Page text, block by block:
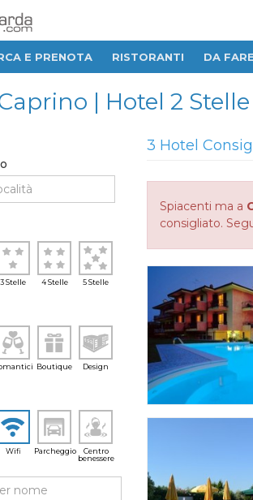
E PRENOTA RISTORANTI DA FARE
| Hotel 2
3 Stelle 4 Stelle 5 Stelle
Boutique Design
Wifi Parcheggio
Centro
benessere
3 Hotel
Spiacenti ma a
consigliato.